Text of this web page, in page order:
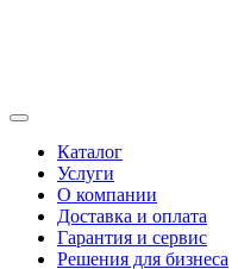
Каталог
Услуги
О компании
Доставка и оплата
Гарантия и сервис
Решения для бизнеса